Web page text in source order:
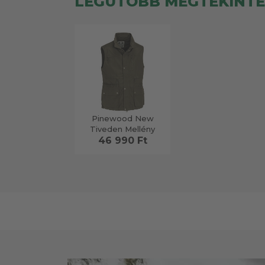
Pinewood New
Tiveden Mellény
46 990 Ft